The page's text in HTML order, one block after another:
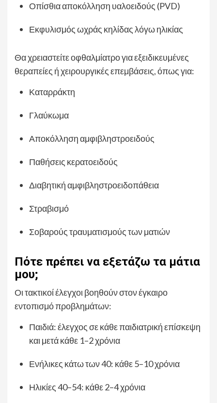
Οπίσθια αποκόλληση υαλοειδούς (PVD)
Εκφυλισμός ωχράς κηλίδας λόγω ηλικίας
Θα χρειαστείτε οφθαλμίατρο για εξειδικευμένες
θεραπείες ή χειρουργικές επεμβάσεις, όπως για:
Καταρράκτη
Γλαύκωμα
Αποκόλληση αμφιβληστροειδούς
Παθήσεις κερατοειδούς
Διαβητική αμφιβληστροειδοπάθεια
Στραβισμό
Σοβαρούς τραυματισμούς των ματιών
Πότε πρέπει να εξετάζω τα μάτια
μου;
Οι τακτικοί έλεγχοι βοηθούν στον έγκαιρο
εντοπισμό προβλημάτων:
Παιδιά: έλεγχος σε κάθε παιδιατρική επίσκεψη
και μετά κάθε 1–2 χρόνια
Ενήλικες κάτω των 40: κάθε 5–10 χρόνια
Ηλικίες 40–54: κάθε 2–4 χρόνια